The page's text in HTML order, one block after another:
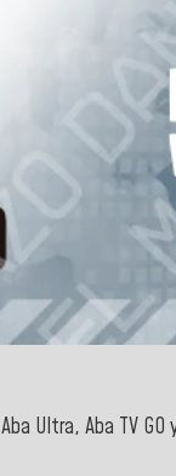
Ultra, Aba TV